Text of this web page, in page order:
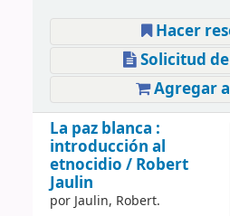
Hacer
Solicitud
Agregar
La paz blanca :
introducción al
etnocidio / Robert
Jaulin
por Jaulin, Robert.